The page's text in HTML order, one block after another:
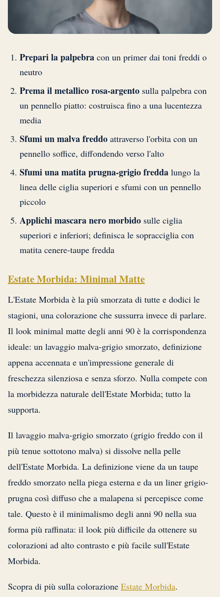
Prepari la palpebra con un primer dai toni freddi o
neutro
Prema il metallico rosa-argento sulla palpebra con
un pennello piatto: costruisca fino a una lucentezza
media
Sfumi un malva freddo attraverso l'orbita con un
pennello soffice, diffondendo verso l'alto
Sfumi una matita prugna-grigio fredda lungo la
linea delle ciglia superiori e sfumi con un pennello
piccolo
Applichi mascara nero morbido sulle ciglia
superiori e inferiori; definisca le sopracciglia con
matita cenere-taupe fredda
Estate Morbida: Minimal Matte
L'Estate Morbida è la più smorzata di tutte e dodici le
stagioni, una colorazione che sussurra invece di parlare.
Il look minimal matte degli anni 90 è la corrispondenza
ideale: un lavaggio malva-grigio smorzato, definizione
appena accennata e un'impressione generale di
freschezza silenziosa e senza sforzo. Nulla compete con
la morbidezza naturale dell'Estate Morbida; tutto la
supporta.
Il lavaggio malva-grigio smorzato (grigio freddo con il
più tenue sottotono malva) si dissolve nella pelle
dell'Estate Morbida. La definizione viene da un taupe
freddo smorzato nella piega esterna e da un liner grigio-
prugna così diffuso che a malapena si percepisce come
tale. Questo è il minimalismo degli anni 90 nella sua
forma più raffinata: il look più difficile da ottenere su
colorazioni ad alto contrasto e più facile sull'Estate
Morbida.
Scopra di più sulla colorazione Estate Morbida.